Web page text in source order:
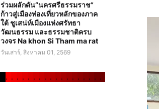
ร่วมผลักดัน“นครศรีธรรมราช”
ก้าวสู่เมืองท่องเที่ยวหลักของภาค
ใต้ ชูเสน่ห์เมืองแห่งศรัทธา
วัฒนธรรม และธรรมชาติครบ
วงจร Na khon Si Tham ma rat
วันเสาร์, สิงหาคม 01, 2569
. . . . . . . . . . . . . . . . . .